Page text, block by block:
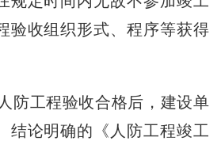
验收组织形式、程序等获得
工程验收合格后，建设单
结论明确的《人防工程竣工